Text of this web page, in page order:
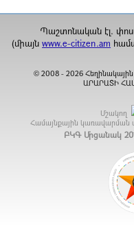
Պաշտոնական էլ.
(միայնwww.e-citizen.am
©2008 - 2026
ԱՐԱՐԱՏԻ
Մշակող
Համայնքային
ԲԿԳ Մրցանակ